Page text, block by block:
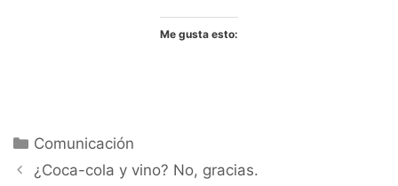
Me gusta esto:
Categorías
Comunicación
¿Coca-cola y vino? No, gracias.